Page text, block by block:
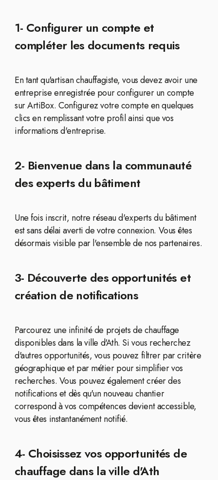
1- Configurer un compte et
compléter les documents requis
En tant qu'artisan chauffagiste, vous devez avoir une
entreprise enregistrée pour configurer un compte
sur ArtiBox. Configurez votre compte en quelques
clics en remplissant votre profil ainsi que vos
informations d'entreprise.
2- Bienvenue dans la communauté
des experts du bâtiment
Une fois inscrit, notre réseau d'experts du bâtiment
est sans délai averti de votre connexion. Vous êtes
désormais visible par l'ensemble de nos partenaires.
3- Découverte des opportunités et
création de notifications
Parcourez une infinité de projets de chauffage
disponibles dans la ville d'Ath. Si vous recherchez
d'autres opportunités, vous pouvez filtrer par critère
géographique et par métier pour simplifier vos
recherches. Vous pouvez également créer des
notifications et dès qu'un nouveau chantier
correspond à vos compétences devient accessible,
vous êtes instantanément notifié.
4- Choisissez vos opportunités de
chauffage dans la ville d'Ath